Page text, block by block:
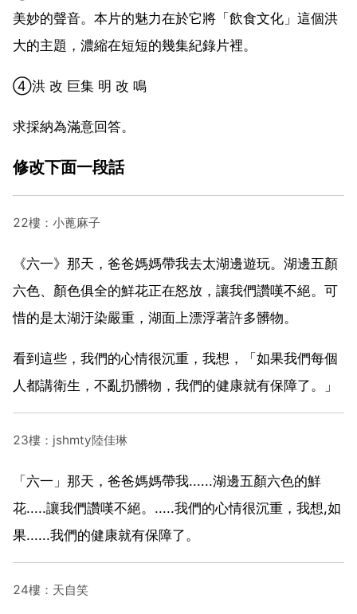
美妙的聲音。本片的魅力在於它將「飲食文化」這個洪
大的主題，濃縮在短短的幾集紀錄片裡。
④洪 改 巨集 明 改 鳴
求採納為滿意回答。
修改下面一段話
22樓：小蓖麻子
《六一》那天，爸爸媽媽帶我去太湖邊遊玩。湖邊五顏
六色、顏色俱全的鮮花正在怒放，讓我們讚嘆不絕。可
惜的是太湖汙染嚴重，湖面上漂浮著許多髒物。
看到這些，我們的心情很沉重，我想，「如果我們每個
人都講衛生，不亂扔髒物，我們的健康就有保障了。」
23樓：jshmty陸佳琳
「六一」那天，爸爸媽媽帶我......湖邊五顏六色的鮮
花.....讓我們讚嘆不絕。.....我們的心情很沉重，我想,如
果......我們的健康就有保障了。
24樓：天自笑